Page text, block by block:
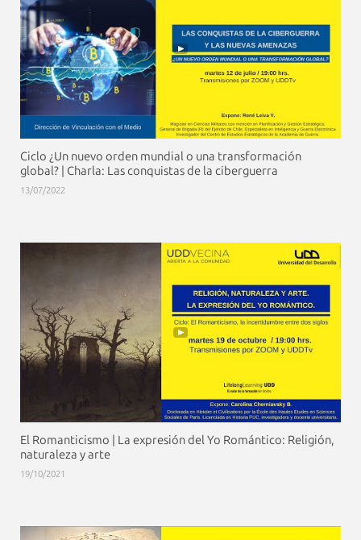
Ciclo ¿Un nuevo orden mundial o una transformación
global? | Charla: Las conquistas de la ciberguerra
13/07/2022
El Romanticismo | La expresión del Yo Romántico: Religión,
naturaleza y arte
19/10/2021